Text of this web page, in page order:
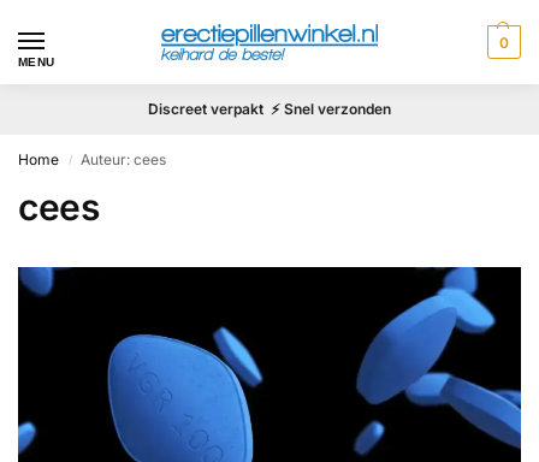
MENU
0
Discreet verpakt ⚡ Snel verzonden
Home / Auteur: cees
cees